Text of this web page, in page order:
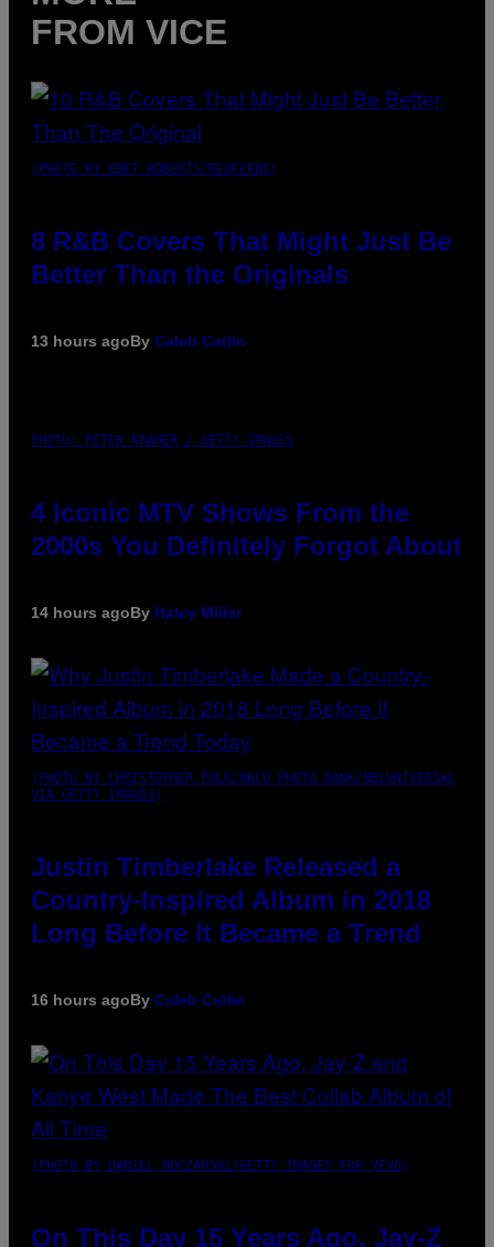
FROM VICE
(PHOTO BY EBET ROBERTS/REDFERNS)
8 R&B Covers That Might Just Be
Better Than the Originals
13 hours agoBy Caleb Catlin
PHOTO: PETER KRAMER / GETTY IMAGES
4 Iconic MTV Shows From the
2000s You Definitely Forgot About
14 hours agoBy Haley Miller
(PHOTO BY CHRISTOPHER POLK/NBCU PHOTO BANK/NBCUNIVERSAL
VIA GETTY IMAGES)
Justin Timberlake Released a
Country-Inspired Album in 2018
Long Before It Became a Trend
16 hours agoBy Caleb Catlin
(PHOTO BY DANIEL BOCZARSKI/GETTY IMAGES FOR VEVO)
On This Day 15 Years Ago, Jay-Z